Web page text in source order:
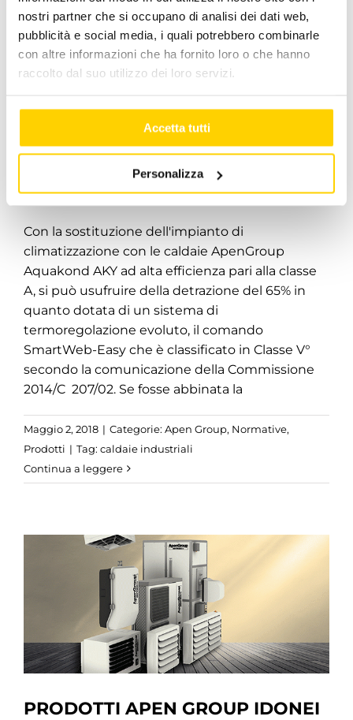
nostri partner che si occupano di analisi dei dati web,
pubblicità e social media, i quali potrebbero combinarle
con altre informazioni che ha fornito loro o che hanno
raccolto dal suo utilizzo dei loro servizi.
Accetta tutti
Personalizza
ECOBONUS 2018: Alta Efficienza
e Maggior Risparmio con le
caldaie Apen AKY
Con la sostituzione dell'impianto di
climatizzazione con le caldaie ApenGroup
Aquakond AKY ad alta efficienza pari alla classe
A, si può usufruire della detrazione del 65% in
quanto dotata di un sistema di
termoregolazione evoluto, il comando
SmartWeb-Easy che è classificato in Classe V°
secondo la comunicazione della Commissione
2014/C 207/02. Se fosse abbinata la
Maggio 2, 2018 | Categorie: Apen Group, Normative,
Prodotti | Tag: caldaie industriali
Continua a leggere
PRODOTTI APEN GROUP IDONEI